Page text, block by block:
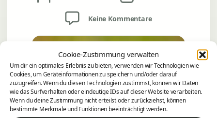
Cookie-Zustimmung verwalten
Um dir ein optimales Erlebnis zu bieten, verwenden wir Technologien wie
Cookies, um Geräteinformationen zu speichern und/oder darauf
zuzugreifen. Wenn du diesen Technologien zustimmst, können wir Daten
wie das Surfverhalten oder eindeutige IDs auf dieser Website verarbeiten.
Wenn du deine Zustimmung nicht erteilst oder zurückziehst, können
bestimmte Merkmale und Funktionen beeinträchtigt werden.
Keine Kommentarezu
Laubrüssler
maculicornis)